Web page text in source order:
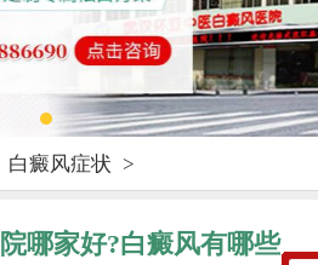
白癜风症状 >
哪家好?白癜风有哪些